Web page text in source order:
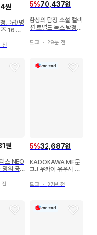
원
클럽/명
16 키
전
5%70,437원
환상의 탐정 소설 컬렉
션 로널드 녹스 탐정
도쿄 ・ 29분 전
원
스 NEO
명의 공
뿐인
전
5%32,687원
KADOKAWA MF문
고J 우카이 유우시 사
다. 6
도쿄 ・ 37분 전